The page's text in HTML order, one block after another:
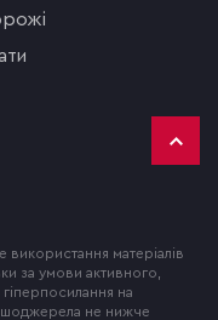
матеріалів
за умови активного,
на
не нижче